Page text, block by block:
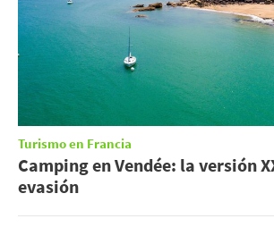
Turismo en Francia
Camping en Vendée: la versión
evasión